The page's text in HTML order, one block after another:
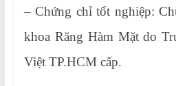
– Chứng chỉ tốt nghiệp:
khoa Răng Hàm Mặt do
Việt TP.HCM cấp.